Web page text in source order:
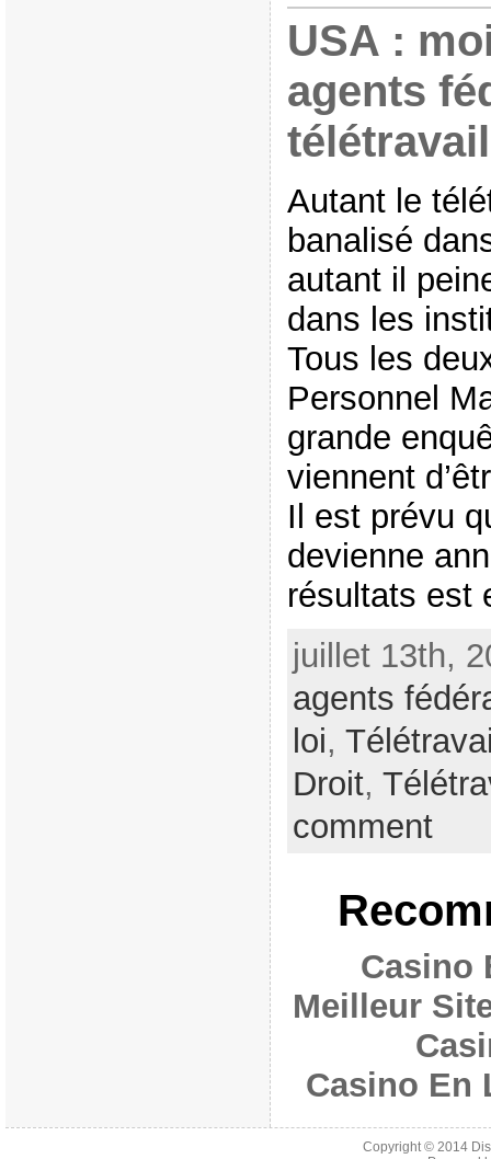
USA :
agents
télétravail
Autant le
banalisé
autant il
dans les
Tous les
Personnel
grande
viennent
Il est prévu
devienne
résultats est
juillet 13th,
agents
loi,
Droit,
comment
Casino
Meilleur
Casino En
Copyright © 2014